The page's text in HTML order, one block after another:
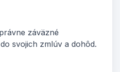
záväzné
svojich zmlúv a dohôd.